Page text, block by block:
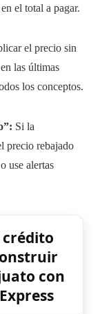
el total a pagar.
el precio sin
las últimas
los conceptos.
Si la
precio rebajado
use alertas
crédito
con